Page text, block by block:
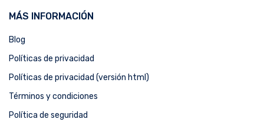
MÁS INFORMACIÓN
Blog
Políticas de privacidad
Políticas de privacidad (versión html)
Términos y condiciones
Política de seguridad